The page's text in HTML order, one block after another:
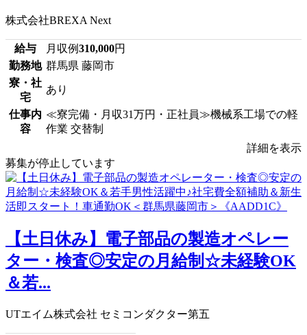
株式会社BREXA Next
給与 月収例310,000円
勤務地 群馬県 藤岡市
寮・社
宅
あり
仕事内
容
≪寮完備・月収31万円・正社員≫機械系工場での軽
作業 交替制
詳細を表示
募集が停止しています
【土日休み】電子部品の製造オペレー
ター・検査◎安定の月給制☆未経験OK
＆若...
UTエイム株式会社 セミコンダクター第五